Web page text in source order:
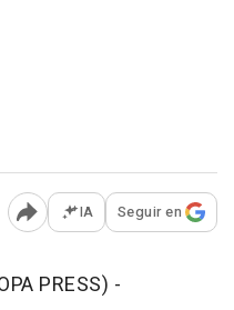
Abrir opciones para
IA Seguir en
PRESS) -